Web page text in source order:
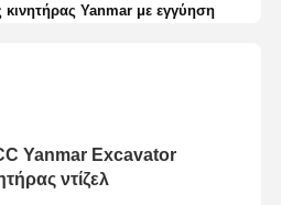
κινητήρας Yanmar με εγγύηση
Yanmar Excavator
ντίζελ